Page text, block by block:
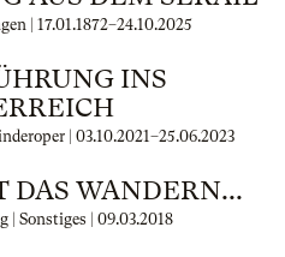
| 17.01.1872–24.10.2025
INS
| 03.10.2021–25.06.2023
DAS WANDERN...
Sonstiges | 09.03.2018